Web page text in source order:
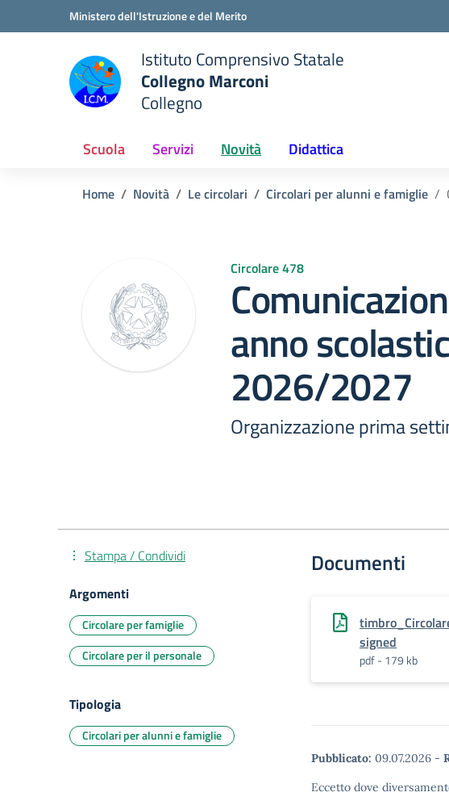
Vai ai contenuti
Vai al menu di navigazioneMinistero dell'Istruzione e del Merito
Istituto Comprensivo Statale
Collegno Marconi
Collegno
Scuola Servizi Novità Didattica
Home Novità Le circolari Circolari per alunni e famiglie
Circolare 478
anno
2026/2027
Organizzazione prima
Documenti
signed
pdf - 179 kb
Pubblicato: 09.07.2026 -
Eccetto dove
Stampa / Condividi
Argomenti
Circolare per famiglie
Circolare per il personale
Tipologia
Circolari per alunni e famiglie